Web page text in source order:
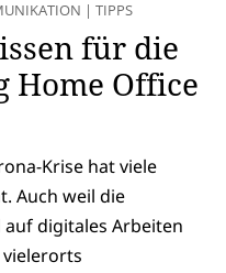
| TIPPS
für die
Home Office
Krise hat viele
Auch weil die
digitales Arbeiten